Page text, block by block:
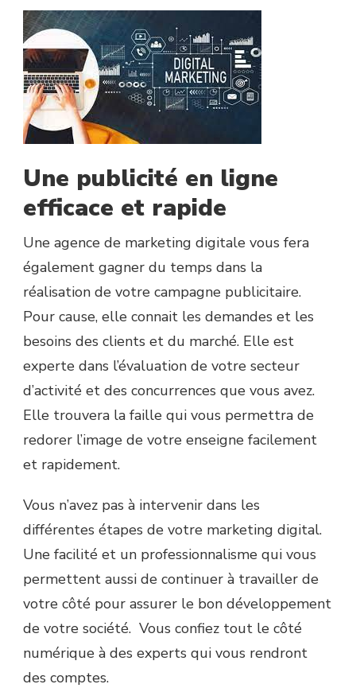
Une publicité en ligne
efficace et rapide
Une agence de marketing digitale vous fera
également gagner du temps dans la
réalisation de votre campagne publicitaire.
Pour cause, elle connait les demandes et les
besoins des clients et du marché. Elle est
experte dans l’évaluation de votre secteur
d’activité et des concurrences que vous avez.
Elle trouvera la faille qui vous permettra de
redorer l’image de votre enseigne facilement
et rapidement.
Vous n’avez pas à intervenir dans les
différentes étapes de votre marketing digital.
Une facilité et un professionnalisme qui vous
permettent aussi de continuer à travailler de
votre côté pour assurer le bon développement
de votre société. Vous confiez tout le côté
numérique à des experts qui vous rendront
des comptes.